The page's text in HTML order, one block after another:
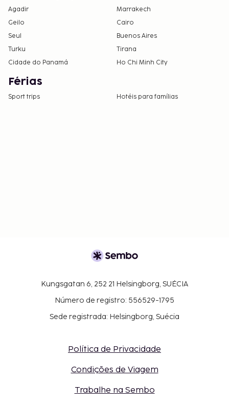
Agadir
Marrakech
Geilo
Cairo
Seul
Buenos Aires
Turku
Tirana
Cidade do Panamá
Ho Chi Minh City
Férias
Sport trips Hotéis para famílias
Kungsgatan 6, 252 21 Helsingborg, SUÉCIA
Número de registro: 556529-1795
Sede registrada: Helsingborg, Suécia
Política de Privacidade
Condições de Viagem
Trabalhe na Sembo